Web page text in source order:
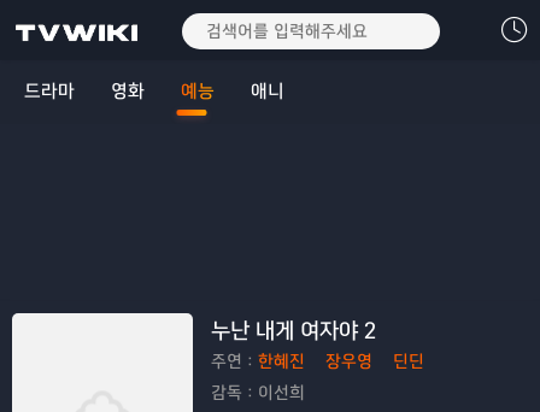
드라마 영화 예능 애니
누난 내게 여자야 2
주연： 한혜진 장우영
딘딘
감독： 이선희